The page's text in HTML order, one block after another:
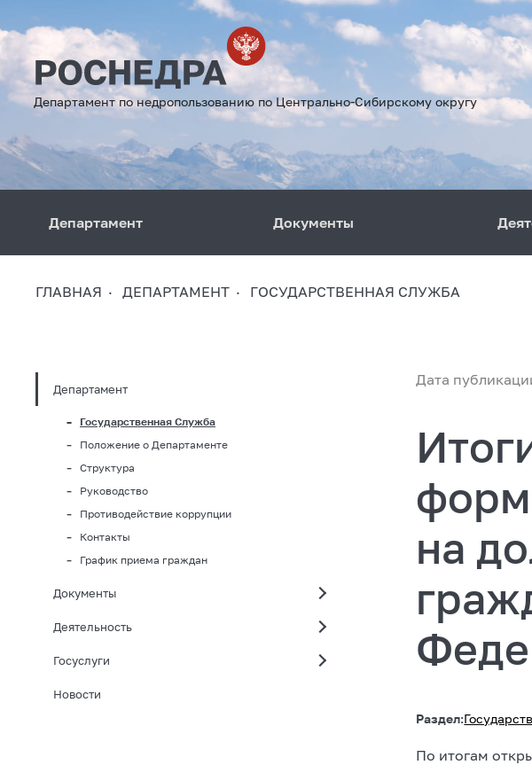
Департамент по недропользованию по Центрально-Сибирскому округу
Департамент Документы
ГЛАВНАЯ ДЕПАРТАМЕНТ ГОСУДАРСТВЕННАЯ СЛУЖБА
Департамент
Государственная Служба
Положение о Департаменте
Структура
Руководство
Противодействие коррупции
Контакты
График приема граждан
Документы
Деятельность
Госуслуги
Новости
Дата
на
Раздел:
По итогам